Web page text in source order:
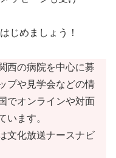
じめましょう！
西の病院を中心に募
プや見学会などの情
でオンラインや対面
います。
文化放送ナースナビ